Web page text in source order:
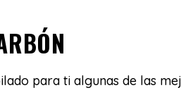
para ti algunas de las